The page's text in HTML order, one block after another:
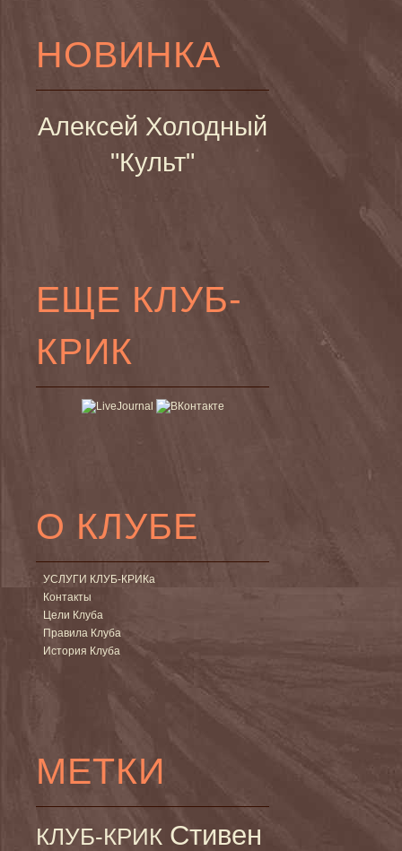
НОВИНКА
Алексей Холодный
"Культ"
ЕЩЕ КЛУБ-
КРИК
О КЛУБЕ
УСЛУГИ КЛУБ-КРИКа
Контакты
Цели Клуба
Правила Клуба
История Клуба
МЕТКИ
КЛУБ-КРИК Стивен